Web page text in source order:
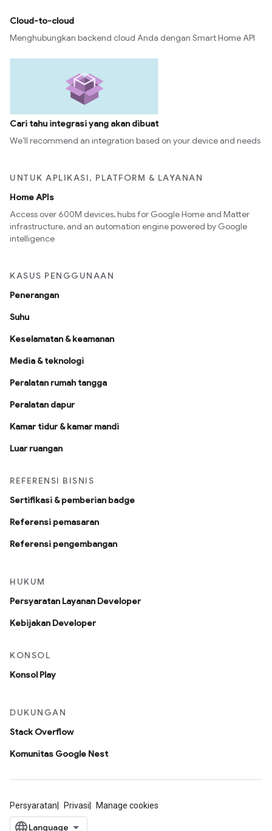
Cloud-to-cloud
Menghubungkan backend cloud Anda dengan Smart Home API
Cari tahu integrasi yang akan dibuat
We’ll recommend an integration based on your device and needs
UNTUK APLIKASI, PLATFORM & LAYANAN
Home APIs
Access over 600M devices, hubs for Google Home and Matter
infrastructure, and an automation engine powered by Google
intelligence
KASUS PENGGUNAAN
Penerangan
Suhu
Keselamatan & keamanan
Media & teknologi
Peralatan rumah tangga
Peralatan dapur
Kamar tidur & kamar mandi
Luar ruangan
REFERENSI BISNIS
Sertifikasi & pemberian badge
Referensi pemasaran
Referensi pengembangan
HUKUM
Persyaratan Layanan Developer
Kebijakan Developer
KONSOL
Konsol Play
DUKUNGAN
Stack Overflow
Komunitas Google Nest
Persyaratan Privasi Manage cookies